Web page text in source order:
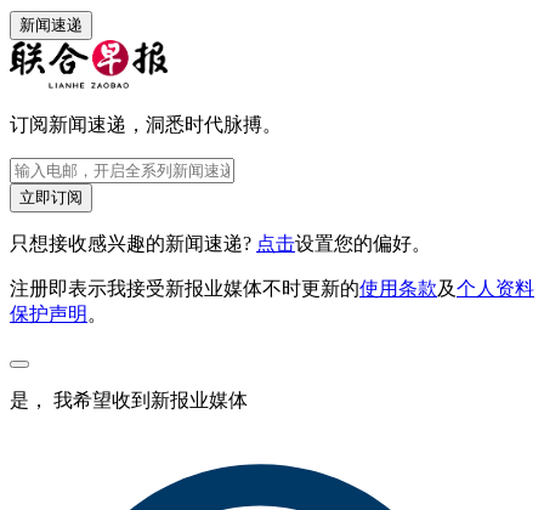
新闻速递
订阅新闻速递，洞悉时代脉搏。
立即订阅
只想接收感兴趣的新闻速递? 点击设置您的偏好。
注册即表示我接受新报业媒体不时更新的使用条款及个人资料
保护声明。
是， 我希望收到新报业媒体